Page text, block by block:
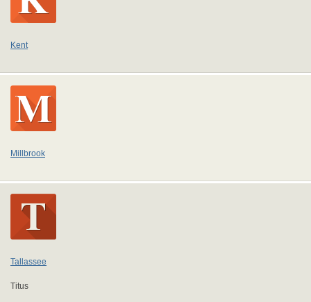
Kent
Millbrook
Tallassee
Titus